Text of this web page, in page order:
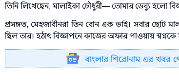
তিনি লিখেছেন, মালাইকা চৌধুরী— তোমার ডেব্যু হলো
প্রসঙ্গত, মেহজাবীনরা তিন বোন এক ভাই। সবার ছোট
ছিল তার। হঠাৎ বিজ্ঞাপনে কাজের অফার পাওয়ায়
বাংলার শিরোনাম এর